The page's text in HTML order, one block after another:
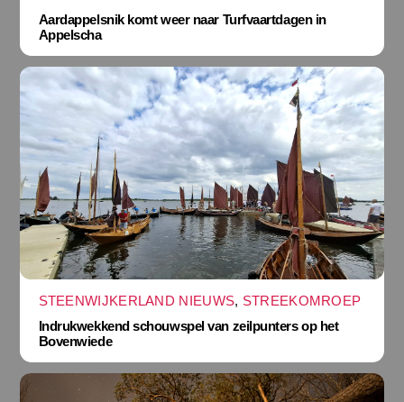
Aardappelsnik komt weer naar Turfvaartdagen in
Appelscha
STEENWIJKERLAND NIEUWS, STREEKOMROEP
Indrukwekkend schouwspel van zeilpunters op het
Bovenwiede